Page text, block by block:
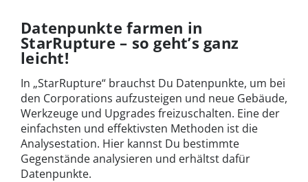
Datenpunkte farmen in
StarRupture – so geht’s ganz
leicht!
In „StarRupture“ brauchst Du Datenpunkte, um bei
den Corporations aufzusteigen und neue Gebäude,
Werkzeuge und Upgrades freizuschalten. Eine der
einfachsten und effektivsten Methoden ist die
Analysestation. Hier kannst Du bestimmte
Gegenstände analysieren und erhältst dafür
Datenpunkte.